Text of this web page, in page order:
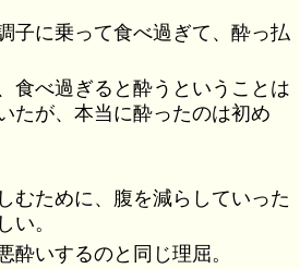
子に乗って食べ過ぎて、酔っ払
食べ過ぎると酔うということは
たが、本当に酔ったのは初め
むために、腹を減らしていった
い。
酔いするのと同じ理屈。